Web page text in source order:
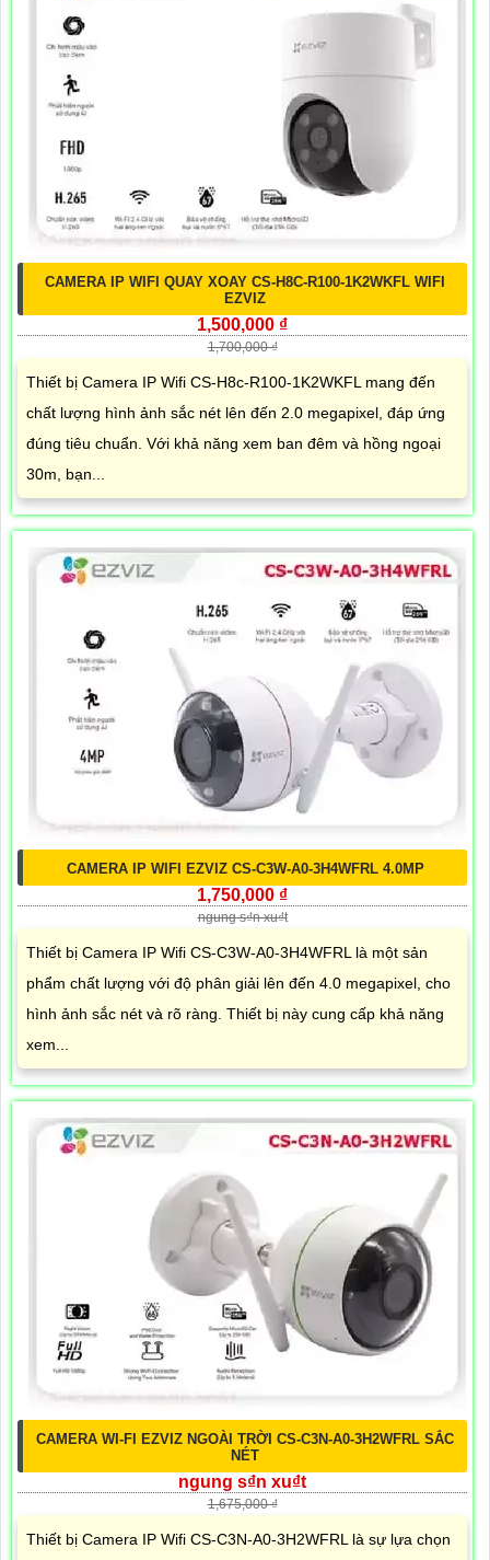
CAMERA IP WIFI QUAY XOAY CS-H8C-R100-1K2WKFL WIFI
EZVIZ
1,500,000 ₫
1,700,000 ₫
Thiết bị Camera IP Wifi CS-H8c-R100-1K2WKFL mang đến
chất lượng hình ảnh sắc nét lên đến 2.0 megapixel, đáp ứng
đúng tiêu chuẩn. Với khả năng xem ban đêm và hồng ngoại
30m, bạn...
CAMERA IP WIFI EZVIZ CS-C3W-A0-3H4WFRL 4.0MP
1,750,000 ₫
ngung s₫n xu₫t
Thiết bị Camera IP Wifi CS-C3W-A0-3H4WFRL là một sản
phẩm chất lượng với độ phân giải lên đến 4.0 megapixel, cho
hình ảnh sắc nét và rõ ràng. Thiết bị này cung cấp khả năng
xem...
CAMERA WI-FI EZVIZ NGOÀI TRỜI CS-C3N-A0-3H2WFRL SẮC
NÉT
ngung s₫n xu₫t
1,675,000 ₫
Thiết bị Camera IP Wifi CS-C3N-A0-3H2WFRL là sự lựa chọn